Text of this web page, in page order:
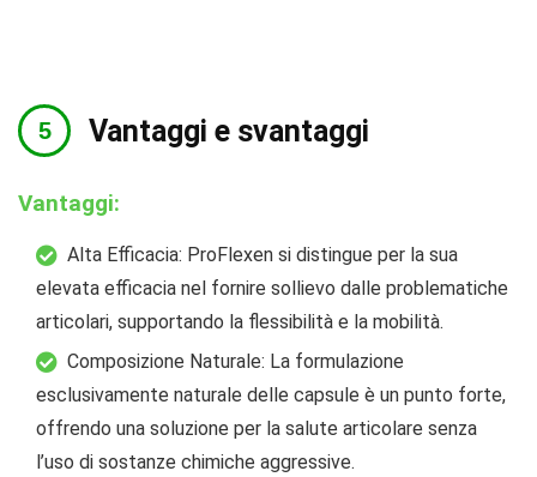
Vantaggi e svantaggi
Vantaggi:
Alta Efficacia: ProFlexen si distingue per la sua
elevata efficacia nel fornire sollievo dalle problematiche
articolari, supportando la flessibilità e la mobilità.
Composizione Naturale: La formulazione
esclusivamente naturale delle capsule è un punto forte,
offrendo una soluzione per la salute articolare senza
l’uso di sostanze chimiche aggressive.